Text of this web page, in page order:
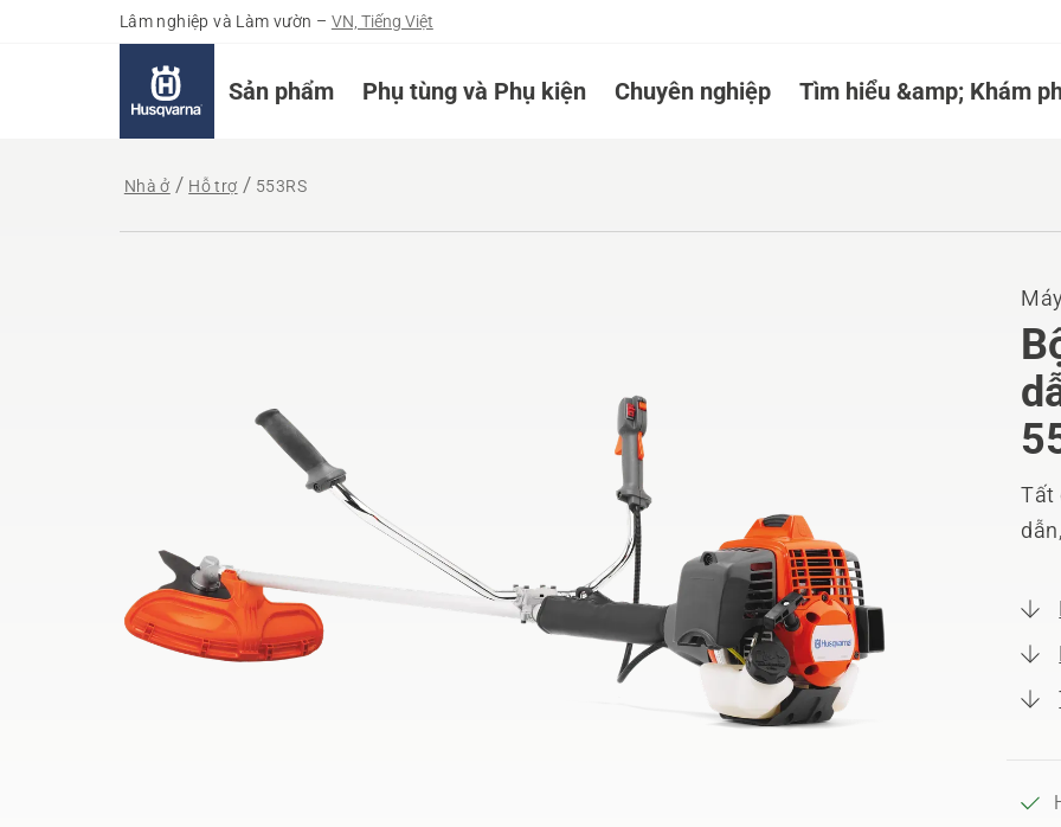
Lâm nghiệp và Làm vườn – VN, Tiếng Việt
Sản phẩm Phụ tùng và Phụ kiện Chuyên nghiệp Tìm hiểu &amp; Khám
Nhà ở Hỗ trợ 553RS
Tất